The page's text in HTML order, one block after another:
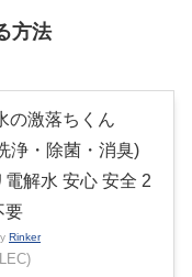
方法
の激落ちくん
浄・除菌・消臭)
電解水 安心 安全 2
要
Rinker